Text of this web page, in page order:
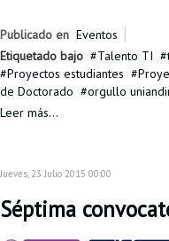
Publicado en Eventos
Etiquetado bajo
Talento TI
Proyectos estudiantes
de Doctorado
orgullo
Leer más...
Jueves, 23 Julio 2015 00:00
Séptima